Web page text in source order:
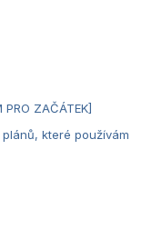
ZAČÁTEK]
které používám